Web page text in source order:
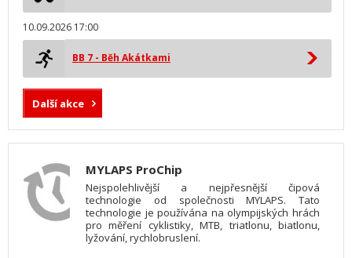
10.09.2026 17:00
BB 7 - Běh Akátkami
Další akce
MYLAPS ProChip
Nejspolehlivější a nejpřesnější čipová
technologie od společnosti MYLAPS. Tato
technologie je používána na olympijských hrách
pro měření cyklistiky, MTB, triatlonu, biatlonu,
lyžování, rychlobruslení.